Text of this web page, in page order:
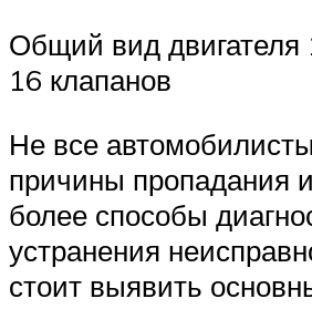
Общий вид двигателя
16 клапанов
Не все
причины пропадания
более способы
устранения
стоит выявить